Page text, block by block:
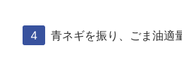
青ネギを振り、ごま油適